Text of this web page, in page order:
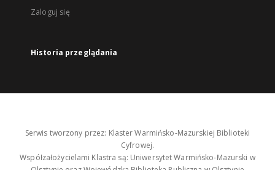
Zaloguj się
Historia przeglądania
Serwis tworzony przez: Klaster Warmińsko-Mazurskiej Biblioteki
Cyfrowej.
Współzałożycielami Klastra są: Uniwersytet Warmińsko-Mazurski w